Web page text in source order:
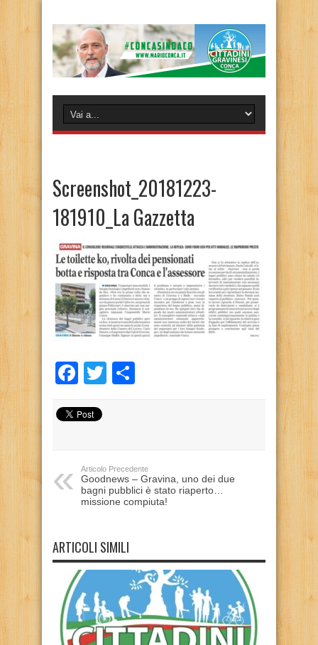
Screenshot_20181223-
181910_La Gazzetta
Facebook
Twitter
Articolo Precedente
Goodnews – Gravina, uno dei due
bagni pubblici è stato riaperto…
missione compiuta!
ARTICOLI SIMILI